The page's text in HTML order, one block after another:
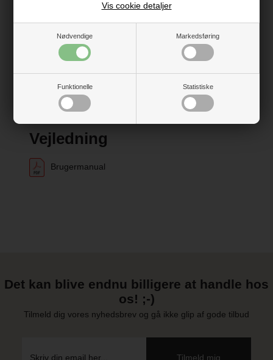
Nødvendige Markedsføring
Funktionelle Statistiske
Vis cookie detaljer
Kun voksne må samle og justere cyklen.
Kontrollér før hvert brug.
Importør:
BabyTrold Aps
9240 Nibe
www.babytrold.dk
Vejledning
Brugermanual
Det kan blive endnu billigere at handle hos
os! ;-)
Tilmeld dig vores nyhedsbrev og gå ikke glip af gode tilbud